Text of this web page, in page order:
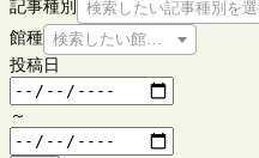
記事種別
検索したい記事種別を
館種 検索したい館種を選択してく
投稿日
～